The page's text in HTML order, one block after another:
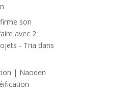
son
avec 2
- Tria dans
| Naoden